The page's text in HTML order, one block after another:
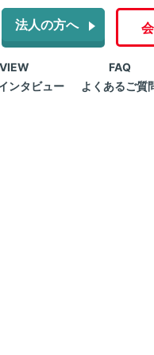
法人の方へ
ンタビュー
FAQ
よくあるご質